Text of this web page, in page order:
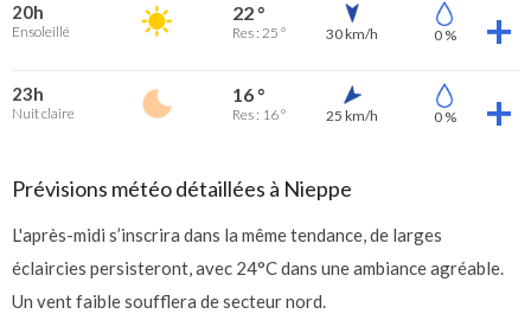
20h
Ensoleillé
22 °
Res : 25 ° 30 km/h 0 %
23h
Nuit claire
16 °
Res : 16 ° 25 km/h 0 %
Prévisions météo détaillées à Nieppe
L'après-midi s’inscrira dans la même tendance, de larges
éclaircies persisteront, avec 24°C dans une ambiance agréable.
Un vent faible soufflera de secteur nord.